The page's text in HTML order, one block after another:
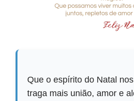
Que o espírito do Natal
traga mais união, amor e